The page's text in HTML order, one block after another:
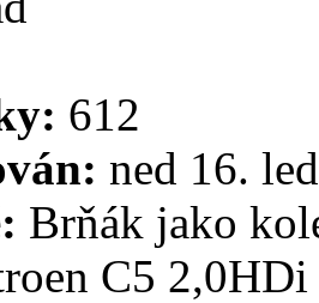
612
ned 16.
Brňák jako
C5